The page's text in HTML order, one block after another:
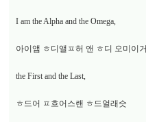
I am the Alpha and the Omega,
아이앰 ㅎ디앨ㅍ허 앤 ㅎ디 오미이거
the First and the Last,
ㅎ드어 ㅍ흐어스랜 ㅎ드얼래슷